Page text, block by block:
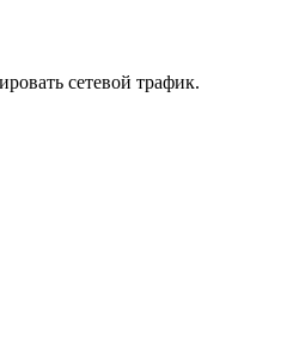
сетевой трафик.